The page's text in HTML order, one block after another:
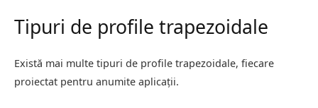
Tipuri de profile trapezoidale
Există mai multe tipuri de profile trapezoidale, fiecare
proiectat pentru anumite aplicații.